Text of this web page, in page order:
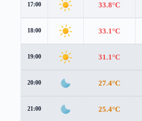
17:00 33.8°C
18:00 33.1°C
19:00 31.1°C
20:00 27.4°C
21:00 25.4°C